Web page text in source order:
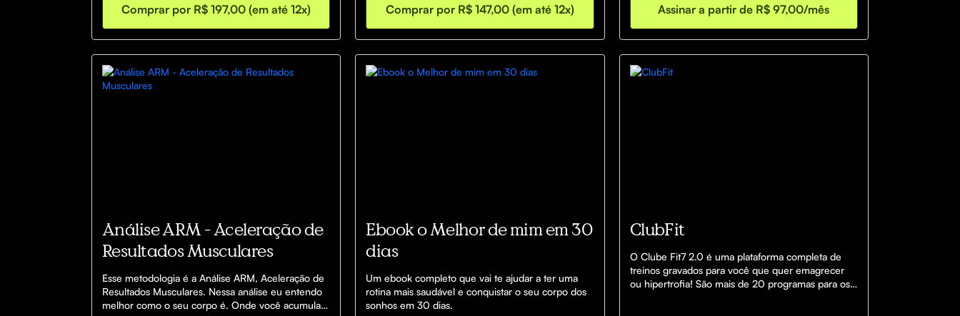
Comprar por R$ 197,00 (em até 12x) Comprar por R$ 147,00 (em até 12x) Assinar a partir de R$ 97,00/mês
Análise ARM - Aceleração de
Resultados Musculares
Esse metodologia é a Análise ARM, Aceleração de
Resultados Musculares. Nessa análise eu entendo
melhor como o seu corpo é. Onde você acumula
Ebook o Melhor de mim em 30
dias
Um ebook completo que vai te ajudar a ter uma
rotina mais saudável e conquistar o seu corpo dos
sonhos em 30 dias.
ClubFit
O Clube Fit7 2.0 é uma plataforma completa de
treinos gravados para você que quer emagrecer
ou hipertrofia! São mais de 20 programas para os